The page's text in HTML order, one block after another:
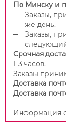
По Минску и
Заказы,
же день.
Заказы,
Срочная
1-3 часов.
Заказы
Доставка
Доставка
Информация